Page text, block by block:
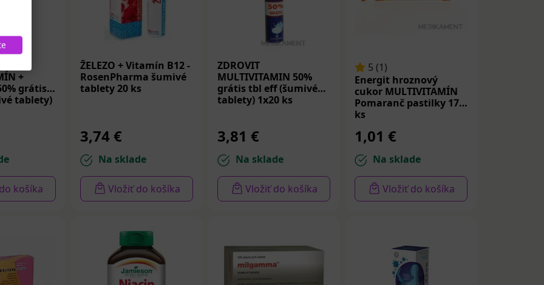
+
grátis
tablety)
košíka
ŽELEZO + Vitamín B12 -
RosenPharma šumivé
tablety 20 ks
3,74 €
Na sklade
Vložiť do košíka
ZDROVIT
MULTIVITAMIN 50%
grátis tbl eff (šumivé
tablety) 1x20 ks
3,81 €
Na sklade
Vložiť do košíka
5 (1)
Energit hroznový
cukor MULTIVITAMÍN
Pomaranč pastilky 17
ks
1,01 €
Na sklade
Vložiť do košíka